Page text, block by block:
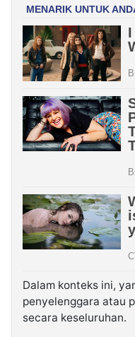
Dalam konteks ini,
penyelenggara atau
secara keseluruhan.